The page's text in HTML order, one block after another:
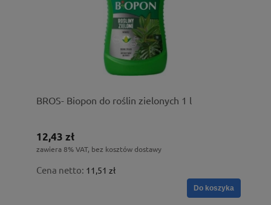
BROS- Biopon do roślin zielonych 1 l
12,43 zł
zawiera 8% VAT, bez kosztów dostawy
Cena netto: 11,51 zł
Do koszyka